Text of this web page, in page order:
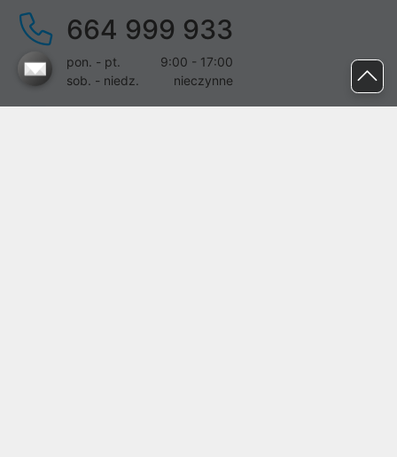
664 999 933
pon. - pt.
9:00 - 17:00
sob. - niedz.
nieczynne